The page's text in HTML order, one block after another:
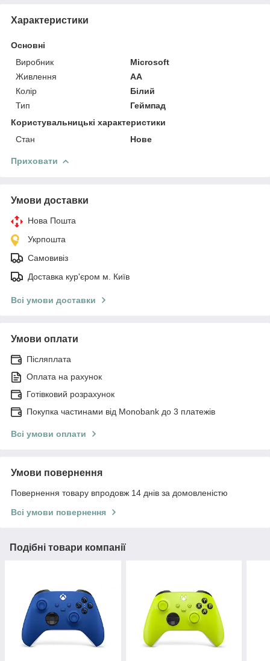
Характеристики
Основні
Виробник
Microsoft
Живлення
AA
Колір
Білий
Тип
Геймпад
Користувальницькі характеристики
Стан
Нове
Приховати
Умови доставки
Нова Пошта
Укрпошта
Самовивіз
Доставка кур'єром м. Київ
Всі умови доставки
Умови оплати
Післяплата
Оплата на рахунок
Готівковий розрахунок
Покупка частинами від Monobank до 3 платежів
Всі умови оплати
Умови повернення
Повернення товару впродовж 14 днів за домовленістю
Всі умови повернення
Подібні товари компанії